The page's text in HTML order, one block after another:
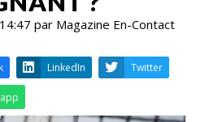
par Magazine En-Contact